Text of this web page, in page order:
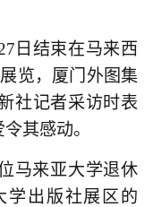
日结束在马来西
览，厦门外图集
社记者采访时表
其感动。
马来亚大学退休
学出版社展区的